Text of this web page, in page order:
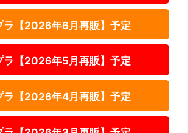
ラ【2026年6月再販】予定
ラ【2026年5月再販】予定
ラ【2026年4月再販】予定